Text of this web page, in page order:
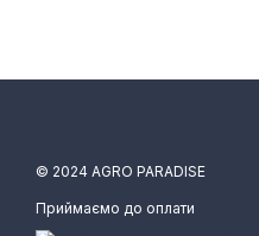
© 2024 AGRO PARADISE
Приймаємо до оплати